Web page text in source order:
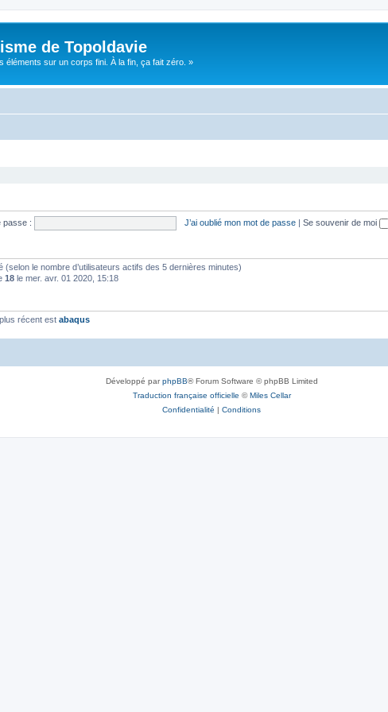
de Topoldavie
éléments sur un corps fini. À la fin, ça fait zéro. »
passe : J’ai oublié mon mot de passe | Se souvenir de moi
le nombre d’utilisateurs actifs des 5 dernières minutes)
18 le mer. avr. 01 2020, 15:18
récent est abaqus
Développé parphpBB® Forum Software © phpBB Limited
Traduction française officielle ©Miles Cellar
Confidentialité | Conditions